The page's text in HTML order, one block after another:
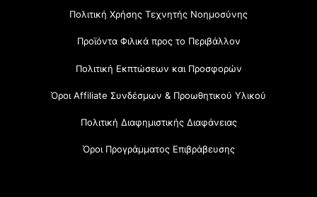
Πολιτική Χρήσης Τεχνητής Νοημοσύνης
Προϊόντα Φιλικά προς το Περιβάλλον
Πολιτική Εκπτώσεων και Προσφορών
Όροι Affiliate Συνδέσμων & Προωθητικού Υλικού
Πολιτική Διαφημιστικής Διαφάνειας
Όροι Προγράμματος Επιβράβευσης